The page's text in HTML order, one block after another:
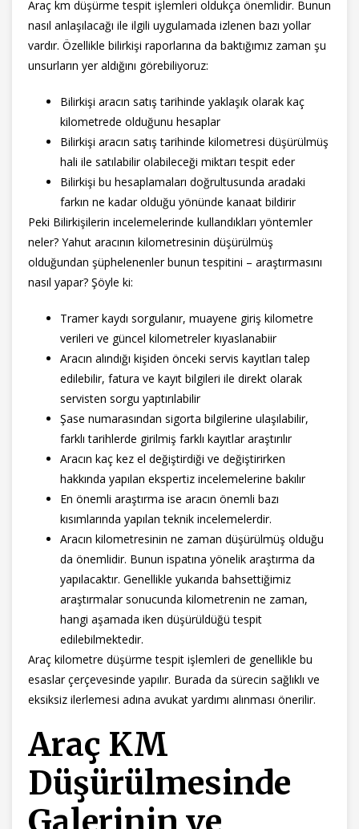
Araç km düşürme tespit işlemleri oldukça önemlidir. Bunun
nasıl anlaşılacağı ile ilgili uygulamada izlenen bazı yollar
vardır. Özellikle bilirkişi raporlarına da baktığımız zaman şu
unsurların yer aldığını görebiliyoruz:
Bilirkişi aracın satış tarihinde yaklaşık olarak kaç
kilometrede olduğunu hesaplar
Bilirkişi aracın satış tarihinde kilometresi düşürülmüş
hali ile satılabilir olabileceği miktarı tespit eder
Bilirkişi bu hesaplamaları doğrultusunda aradaki
farkın ne kadar olduğu yönünde kanaat bildirir
Peki Bilirkişilerin incelemelerinde kullandıkları yöntemler
neler? Yahut aracının kilometresinin düşürülmüş
olduğundan şüphelenenler bunun tespitini – araştırmasını
nasıl yapar? Şöyle ki:
Tramer kaydı sorgulanır, muayene giriş kilometre
verileri ve güncel kilometreler kıyaslanabiir
Aracın alındığı kişiden önceki servis kayıtları talep
edilebilir, fatura ve kayıt bilgileri ile direkt olarak
servisten sorgu yaptırılabilir
Şase numarasından sigorta bilgilerine ulaşılabilir,
farklı tarihlerde girilmiş farklı kayıtlar araştırılır
Aracın kaç kez el değiştirdiği ve değiştirirken
hakkında yapılan ekspertiz incelemelerine bakılır
En önemli araştırma ise aracın önemli bazı
kısımlarında yapılan teknik incelemelerdir.
Aracın kilometresinin ne zaman düşürülmüş olduğu
da önemlidir. Bunun ispatına yönelik araştırma da
yapılacaktır. Genellikle yukarıda bahsettiğimiz
araştırmalar sonucunda kilometrenin ne zaman,
hangi aşamada iken düşürüldüğü tespit
edilebilmektedir.
Araç kilometre düşürme tespit işlemleri de genellikle bu
esaslar çerçevesinde yapılır. Burada da sürecin sağlıklı ve
eksiksiz ilerlemesi adına avukat yardımı alınması önerilir.
Araç KM
Düşürülmesinde